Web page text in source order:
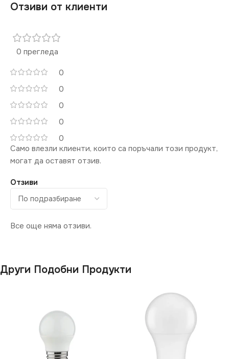
ЦОКЪЛ E14
ЦВЕТНА
ТЕМПЕРАТУРА (K)
3000
СВЕТЛИНЕН ПОТОК
220
Не се димира
СЕРИЯ CERAMIC LED
ЕНЕРГИЕН КЛАС
Отзиви от клиенти
0 прегледа
0
0
0
0
0
Отзиви
Все още няма отзиви.
Само влезли клиенти, които са поръчали този продукт,
могат да оставят отзив.
Други Подобни Продукти